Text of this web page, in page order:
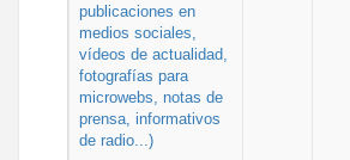
publicaciones en
medios sociales,
vídeos de actualidad,
fotografías para
microwebs, notas de
prensa, informativos
de radio...)